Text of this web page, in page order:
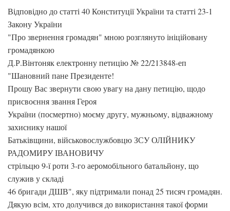
Відповідно до статті 40 Конституції України та статті 23-1
Закону України
"Про звернення громадян" мною розглянуто ініційовану
громадянкою
Д.Р.Вінтоняк електронну петицію № 22/213848-еп
"Шановний пане Президенте!
Прошу Вас звернути свою увагу на дану петицію, щодо
присвоєння звання Героя
України (посмертно) моєму другу, мужньому, відважному
захиснику нашої
Батьківщини, військовослужбовцю ЗСУ ОЛІЙНИКУ
РАДОМИРУ ІВАНОВИЧУ
стрільцю 9-ї роти 3-го аеромобільного батальйону, що
служив у складі
46 бригади ДШВ", яку підтримали понад 25 тисяч громадян.
Дякую всім, хто долучився до використання такої форми